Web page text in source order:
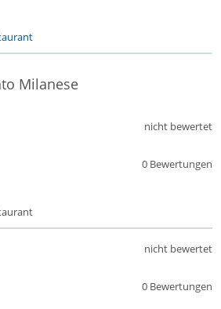
Milanese
0 Bewertungen
nicht bewertet
0 Bewertungen
nicht bewertet